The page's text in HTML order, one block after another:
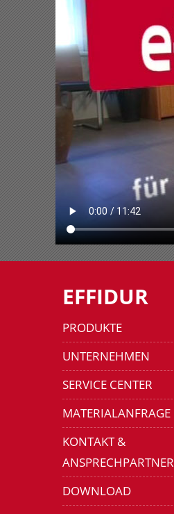
EFFIDUR
PRODUKTE
UNTERNEHMEN
SERVICE CENTER
MATERIALANFRAGE
KONTAKT &
ANSPRECHPARTNER
DOWNLOAD